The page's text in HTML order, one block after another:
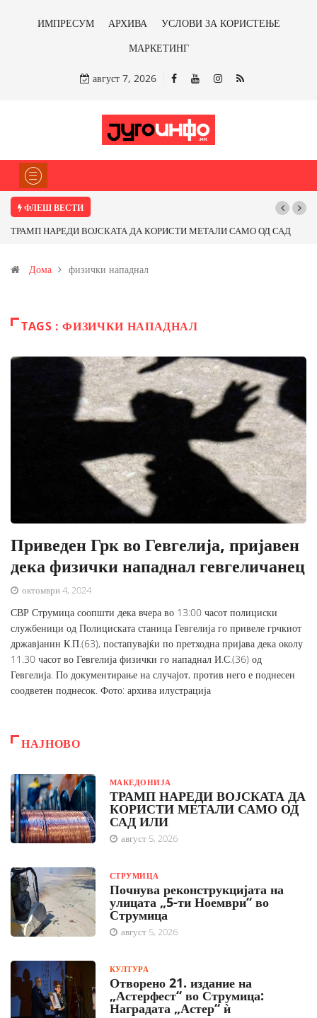
ИМПРЕСУМ АРХИВА
УСЛОВИ ЗА КОРИСТЕЊЕ
МАРКЕТИНГ
август 7, 2026
ФЛЕШ ВЕСТИ
ТРАМП НАРЕДИ ВОЈСКАТА ДА КОРИСТИ МЕТАЛИ САМО ОД САД
Иловица и со антимонот?
Дома физички нападнал
TAGS : ФИЗИЧКИ НАПАДНАЛ
Приведен Грк во Гевгелија, пријавен
дека физички нападнал гевгеличанец
октомври 4, 2024
СВР Струмица соопшти дека вчера во 13:00 часот полициски
службеници од Полициската станица Гевгелија го привеле грчкиот
државјанин К.П.(63), постапувајќи по претходна пријава дека околу
11.30 часот во Гевгелија физички го нападнал И.С.(36) од
Гевгелија. По документирање на случајот, против него е поднесен
соодветен поднесок. Фото: архива илустрација
НАЈНОВО
МАКЕДОНИЈА
ТРАМП НАРЕДИ ВОЈСКАТА ДА
КОРИСТИ МЕТАЛИ САМО ОД
САД ИЛИ
август 5, 2026
СТРУМИЦА
Почнува реконструкцијата на
улицата „5-ти Ноември“ во
Струмица
август 5, 2026
КУЛТУРА
Отворено 21. издание на
„Астерфест“ во Струмица:
Наградата „Астер“ ѝ